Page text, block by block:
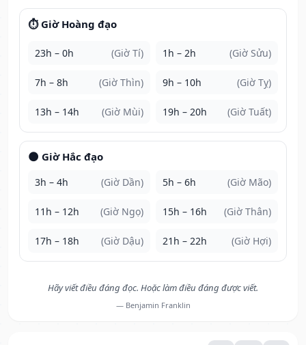
⏱️ Giờ Hoàng đạo
23h – 0h (Giờ Tí) 1h – 2h (Giờ Sửu)
7h – 8h (Giờ Thìn) 9h – 10h (Giờ Tỵ)
13h – 14h (Giờ Mùi) 19h – 20h (Giờ Tuất)
🌑 Giờ Hắc đạo
3h – 4h (Giờ Dần) 5h – 6h (Giờ Mão)
11h – 12h (Giờ Ngọ) 15h – 16h (Giờ Thân)
17h – 18h (Giờ Dậu) 21h – 22h (Giờ Hợi)
Hãy viết điều đáng đọc. Hoặc làm điều đáng được viết.
— Benjamin Franklin